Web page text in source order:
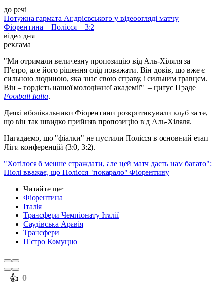
до речі
Потужна гармата Андрієвського у відеоогляді матчу
Фіорентина – Полісся – 3:2
відео дня
реклама
"Ми отримали величезну пропозицію від Аль-Хіляля за
П'єтро, але його рішення слід поважати. Він довів, що вже є
сильною людиною, яка знає свою справу, і сильним гравцем.
Він – гордість нашої молодіжної академії", – цитує Праде
Football Italia.
Деякі вболівальники Фіорентини розкритикували клуб за те,
що він так швидко прийняв пропозицію від Аль-Хіляля.
Нагадаємо, що "фіалки" не пустили Полісся в основний етап
Ліги конференцій (3:0, 3:2).
"Хотілося б менше страждати, але цей матч дасть нам багато":
Піолі вважає, що Полісся "покарало" Фіорентину
Читайте ще:
Фіорентина
Італія
Трансфери Чемпіонату Італії
Саудівська Аравія
Трансфери
П'єтро Комуццо
️👍 0